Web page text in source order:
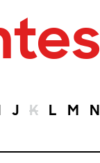
J K L M N